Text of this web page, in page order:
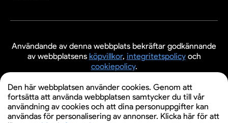
Användande av denna webbplats bekräftar godkännande
av webbplatsens köpvillkor, integritetspolicyoch
cookiepolicy.
© 2026 Evenemangsbiljetter.se
Den här webbplatsen använder cookies. Genom att
fortsätta att använda webbplatsen samtycker du till vår
användning av cookies och att dina personuppgifter kan
användas för personalisering av annonser. Klicka här för att